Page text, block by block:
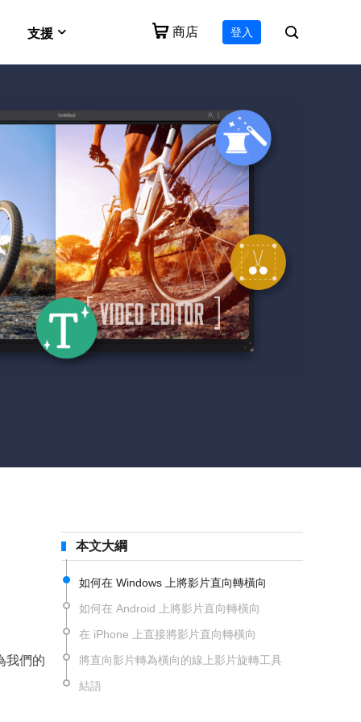
一體化影片工具包
Video Downloader Online
免費下載任何影片
EaseUS RecExperts
適用於 PC 和 Mac 的螢幕錄影軟體
免費線上刪除人聲
支援
下載
下載安裝程式
諮詢中心
售前諮詢
諮詢銷售客服
商店 登入
我們的
本文大綱
如何在 Windows 上將影片直向轉橫向
如何在 Android 上將影片直向轉橫向
在 iPhone 上直接將影片直向轉橫向
將直向影片轉為橫向的線上影片旋轉工具
結語